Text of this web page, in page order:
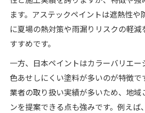
ます。アステックペイントは遮熱性や
に夏場の熱対策や雨漏りリスクの軽減
すすめです。
一方、日本ペイントはカラーバリエー
色あせしにくい塗料が多いのが特徴で
業者の取り扱い実績が多いため、地域
ンを提案できる点も強みです。例えば